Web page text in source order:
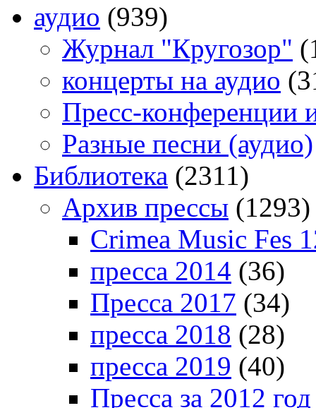
аудио (939)
Журнал "Кругозор"
концерты на аудио
Пресс-конференции
Разные песни (аудио)
Библиотека (2311)
Архив прессы (1293)
Crimea Music Fes
пресса 2014 (36)
Пресса 2017 (34)
пресса 2018 (28)
пресса 2019 (40)
Пресса за 2012 год